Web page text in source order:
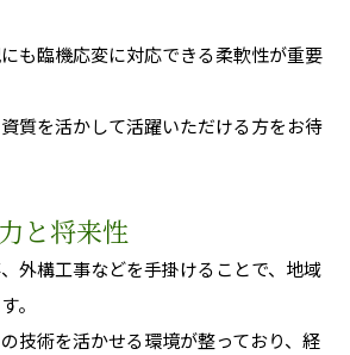
も臨機応変に対応できる柔軟性が重要
質を活かして活躍いただける方をお待
と将来性
外構工事などを手掛けることで、地域
。
技術を活かせる環境が整っており、経